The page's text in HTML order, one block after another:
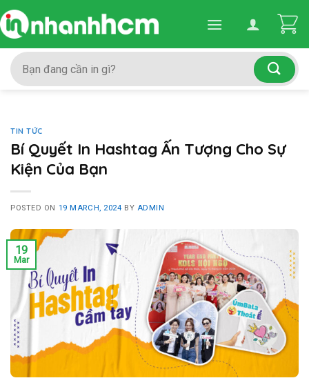
Skip
to
content
Search
for:
TIN TỨC
Bí Quyết In Hashtag Ấn Tượng Cho Sự
Kiện Của Bạn
POSTED ON 19 MARCH, 2024 BY ADMIN
19
Mar